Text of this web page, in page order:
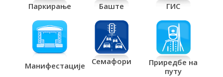
Паркирање Баште ГИС
Манифестације Семафори
Приредбе на
путу